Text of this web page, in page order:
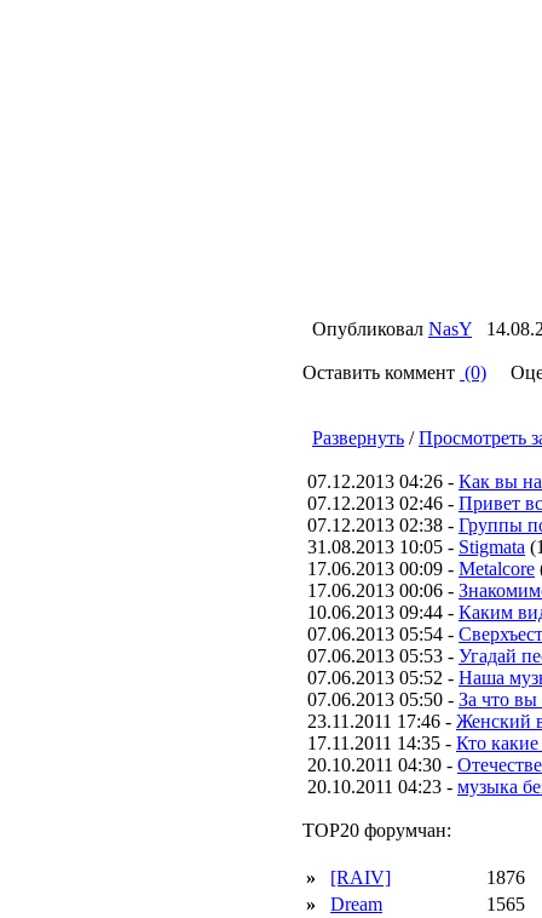
Опубликовал NasY
Оставить коммент (0)
Развернуть /Просмотреть
07.12.2013 04:26 - Как вы
07.12.2013 02:46 - Привет
07.12.2013 02:38 - Группы
31.08.2013 10:05 - Stigmata
17.06.2013 00:09 - Metalcore
17.06.2013 00:06 -
10.06.2013 09:44 - Каким
07.06.2013 05:54 -
07.06.2013 05:53 - Угадай
07.06.2013 05:52 - Наша
07.06.2013 05:50 - За что вы
23.11.2011 17:46 - Женский
17.11.2011 14:35 - Кто
20.10.2011 04:30 -
20.10.2011 04:23 - музыка
TOP20 форумчан:
» [RAIV]
1876
»
Dream
1565